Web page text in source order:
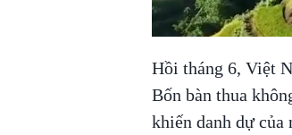
Hồi tháng 6, Việt
Bốn bàn thua
khiến danh dự của